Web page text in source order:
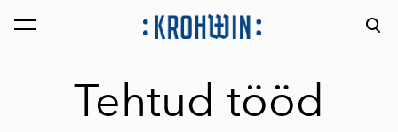
lisati ostukorvi. Vaata ostukorvi
Tehtud tööd